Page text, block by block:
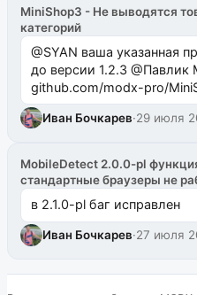
MiniShop3 - Не выводятся
категорий
@SYAN ваша указанная
до версии 1.2.3
github.com/modx-pro/
github.com/modx-pro/
в б...
Иван Бочкарев·29 июля
MobileDetect 2.0.0-pl
стандартные браузеры не
в 2.1.0-pl баг исправлен
Иван Бочкарев·27 июля